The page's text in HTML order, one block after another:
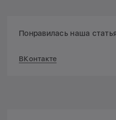
Понравилась наша
ВКонтакте